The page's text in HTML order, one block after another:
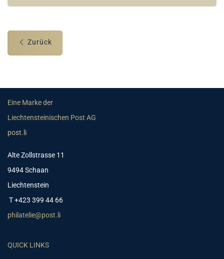
Zurück
Eine Marke der
Liechtensteinischen Post AG
post.li
Alte Zollstrasse 11
9494 Schaan
Liechtenstein
T +423 399 44 66
philatelie@post.li
QUICK LINKS